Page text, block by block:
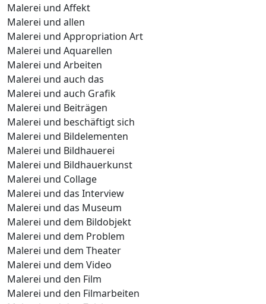
Malerei und Affekt
Malerei und allen
Malerei und Appropriation Art
Malerei und Aquarellen
Malerei und Arbeiten
Malerei und auch das
Malerei und auch Grafik
Malerei und Beiträgen
Malerei und beschäftigt sich
Malerei und Bildelementen
Malerei und Bildhauerei
Malerei und Bildhauerkunst
Malerei und Collage
Malerei und das Interview
Malerei und das Museum
Malerei und dem Bildobjekt
Malerei und dem Problem
Malerei und dem Theater
Malerei und dem Video
Malerei und den Film
Malerei und den Filmarbeiten